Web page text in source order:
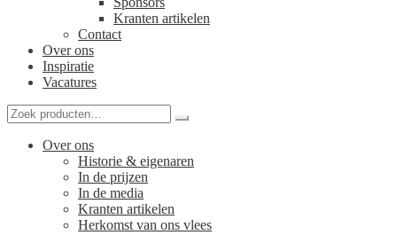
Kranten artikelen
Contact
Over ons
Inspiratie
Vacatures
Over ons
Historie & eigenaren
In de prijzen
In de media
Kranten artikelen
Herkomst van ons vlees